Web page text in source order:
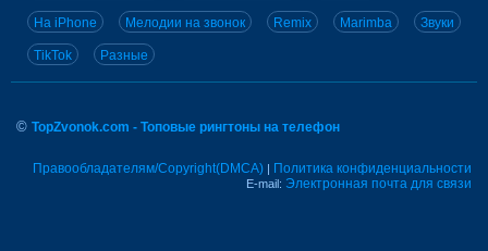
На iPhone Мелодии на звонок Remix Marimba Звуки
TikTok Разные
© TopZvonok.com - Топовые рингтоны на телефон
Правообладателям/Copyright(DMCA) | Политика конфиденциальности
E-mail: Электронная почта для связи